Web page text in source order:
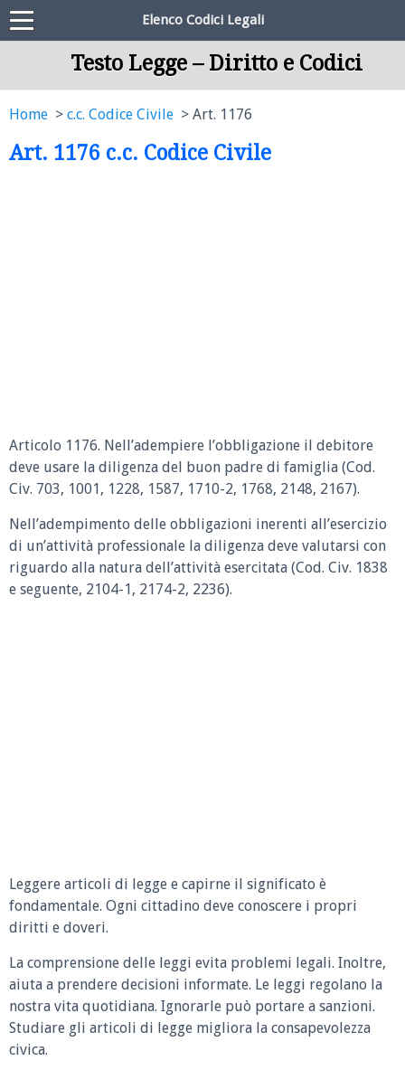
Elenco Codici Legali
Testo Legge – Diritto e Codici
Home c.c. Codice Civile Art. 1176
Art. 1176 c.c. Codice Civile
Articolo 1176. Nell’adempiere l’obbligazione il debitore
deve usare la diligenza del buon padre di famiglia (Cod.
Civ. 703, 1001, 1228, 1587, 1710-2, 1768, 2148, 2167).
Nell’adempimento delle obbligazioni inerenti all’esercizio
di un’attività professionale la diligenza deve valutarsi con
riguardo alla natura dell’attività esercitata (Cod. Civ. 1838
e seguente, 2104-1, 2174-2, 2236).
Leggere articoli di legge e capirne il significato è
fondamentale. Ogni cittadino deve conoscere i propri
diritti e doveri.
La comprensione delle leggi evita problemi legali. Inoltre,
aiuta a prendere decisioni informate. Le leggi regolano la
nostra vita quotidiana. Ignorarle può portare a sanzioni.
Studiare gli articoli di legge migliora la consapevolezza
civica.